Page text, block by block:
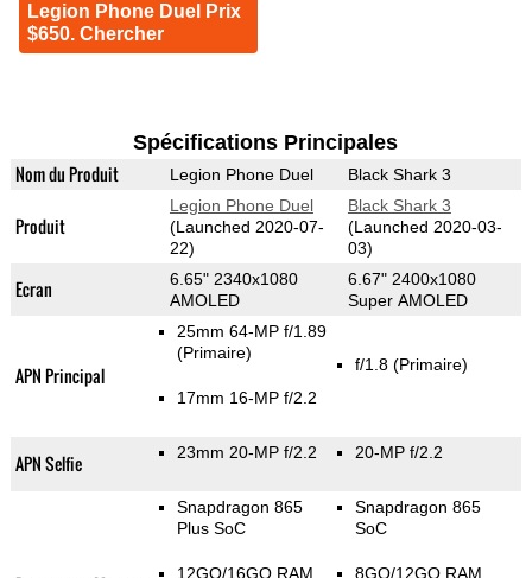
Legion Phone Duel Prix
$650. Chercher
Spécifications Principales
Nom du Produit Legion Phone Duel Black Shark 3
Produit
Legion Phone Duel
(Launched 2020-07-
22)
Black Shark 3
(Launched 2020-03-
03)
Ecran
6.65" 2340x1080
AMOLED
6.67" 2400x1080
Super AMOLED
APN Principal
25mm 64-MP f/1.89
(Primaire)
17mm 16-MP f/2.2
f/1.8 (Primaire)
APN Selfie 23mm 20-MP f/2.2 20-MP f/2.2
Snapdragon 865
Plus SoC
12GO/16GO RAM
Snapdragon 865
SoC
8GO/12GO RAM